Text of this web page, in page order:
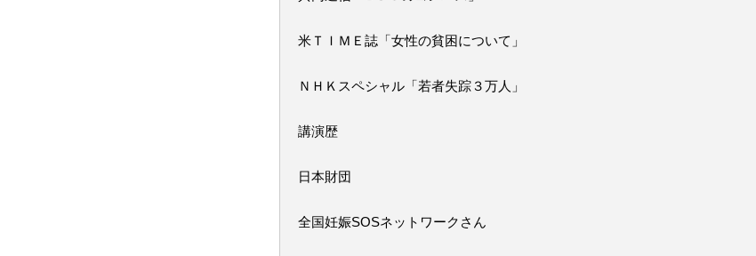
米ＴＩＭＥ誌「女性の貧困について」
ＮＨＫスペシャル「若者失踪３万人」
講演歴
日本財団
全国妊娠SOSネットワークさん